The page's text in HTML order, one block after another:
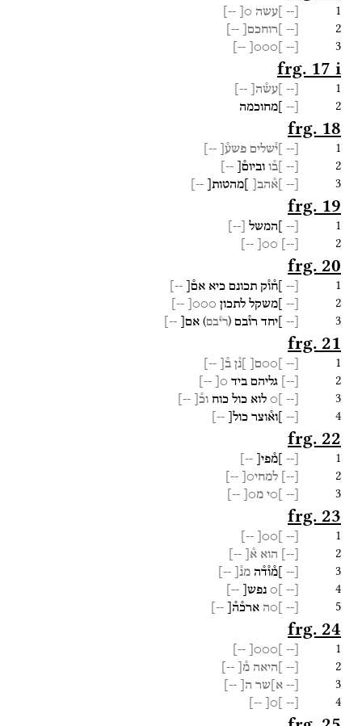
1
[-- ]עשה ○[
--]
2
[-- ]רוחכם[ --]
3
[--
]○○○[
--]
frg. 17 i
1
[-- ]עש֯ה[ --]
2
[-- ]מחוכמה
frg. 18
1
[-- ]י֯שלים פשע֯[ --]
2
[-- ]ב֯ו וביום֯[ --]
3
[-- ]א֯הב[ ]מהטות[ --]
frg. 19
1
[-- ]המשל --
2
--
○○[
--]
frg. 20
1
[-- ]ח֯ו֯ק תכונם כיא אם֯[ --]
2
[-- ]משקל לתכון ○○○[
--]
3
[-- ]יחד רו֯בם (רי֯בם) אם[ --]
frg. 21
1
[-- ]○○ם[ ]נ֯ן ב֯ --
2
-- גליהם ביד ○[
--]
3
[--
]○ לוא כול כוח וכ֯[ --]
4
[-- ]וא֯וצר כול[ --]
frg. 22
1
[-- ]מ֯פי[ --]
2
-- למחי○[ --]
3
[-- ]○י מ○[ --]
frg. 23
1
[--
]○○[
--]
2
-- הוא א֯[ --]
3
[-- ]מ֯ו֯ד֯ה מנ֯[ --]
4
[--
]○ נפש[ --]
5
[-- ]○ה ארכ֯ה֯[ --]
frg. 24
1
[--
]○○○[
--]
2
[-- ]היאה מ֯[ --]
3
[-- א]שר ה[ --]
4
[--
]○[
--]